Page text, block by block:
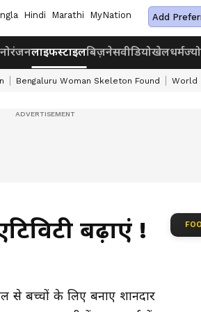
Hindi Marathi MyNation Add
लाइफस्टाइलबिज़नेसवीडियोखेलधर्म
Bengaluru Woman Skeleton Found World
बढ़ाएं !
बच्चों के लिए बनाए शानदार